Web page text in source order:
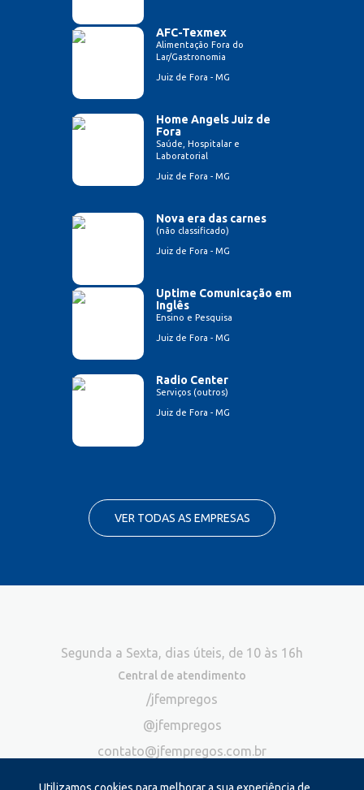
AFC-Texmex
Alimentação Fora do
Lar/Gastronomia
Juiz de Fora - MG
Home Angels Juiz de
Fora
Saúde, Hospitalar e
Laboratorial
Juiz de Fora - MG
Nova era das carnes
(não classificado)
Juiz de Fora - MG
Uptime Comunicação em
Inglês
Ensino e Pesquisa
Juiz de Fora - MG
Radio Center
Serviços (outros)
Juiz de Fora - MG
VER TODAS AS EMPRESAS
Segunda a Sexta, dias úteis, de 10 às 16h
Central de atendimento
/jfempregos
@jfempregos
contato@jfempregos.com.br